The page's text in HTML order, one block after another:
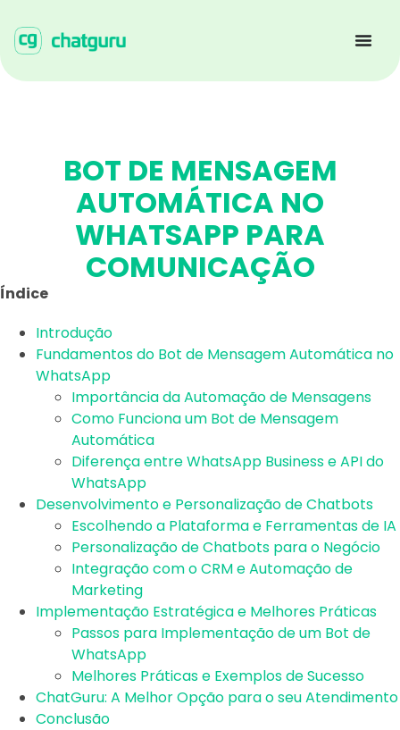
BOT DE MENSAGEM
AUTOMÁTICA NO
WHATSAPP PARA
COMUNICAÇÃO
Índice
Introdução
Fundamentos do Bot de Mensagem Automática no
WhatsApp
Importância da Automação de Mensagens
Como Funciona um Bot de Mensagem
Automática
Diferença entre WhatsApp Business e API do
WhatsApp
Desenvolvimento e Personalização de Chatbots
Escolhendo a Plataforma e Ferramentas de IA
Personalização de Chatbots para o Negócio
Integração com o CRM e Automação de
Marketing
Implementação Estratégica e Melhores Práticas
Passos para Implementação de um Bot de
WhatsApp
Melhores Práticas e Exemplos de Sucesso
ChatGuru: A Melhor Opção para o seu Atendimento
Conclusão